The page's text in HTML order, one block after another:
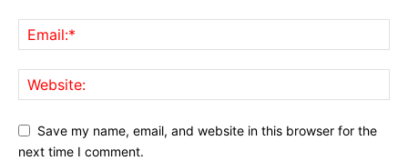
Save my name, email, and website in this browser for the
next time I comment.